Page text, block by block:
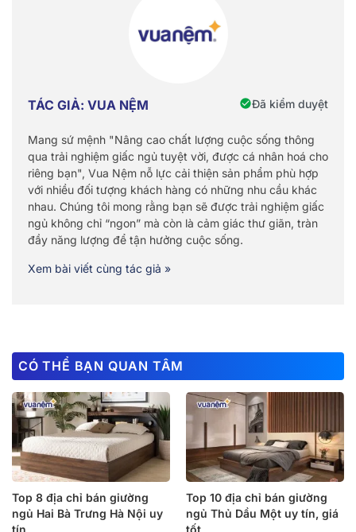
TÁC GIẢ: VUA NỆM Đã kiểm duyệt
Mang sứ mệnh "Nâng cao chất lượng cuộc sống thông
qua trải nghiệm giấc ngủ tuyệt vời, được cá nhân hoá cho
riêng bạn", Vua Nệm nỗ lực cải thiện sản phẩm phù hợp
với nhiều đối tượng khách hàng có những nhu cầu khác
nhau. Chúng tôi mong rằng bạn sẽ được trải nghiệm giấc
ngủ không chỉ “ngon” mà còn là cảm giác thư giãn, tràn
đầy năng lượng để tận hưởng cuộc sống.
Xem bài viết cùng tác giả »
CÓ THỂ BẠN QUAN TÂM
Top 8 địa chỉ bán giường
ngủ Hai Bà Trưng Hà Nội uy
tín
Top 10 địa chỉ bán giường
ngủ Thủ Dầu Một uy tín, giá
tốt